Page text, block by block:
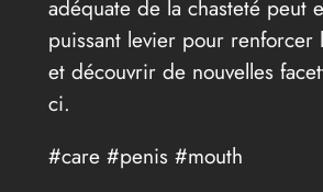
adéquate de la chasteté peut
puissant levier pour renforcer
et découvrir de nouvelles
ci.
#care #penis #mouth